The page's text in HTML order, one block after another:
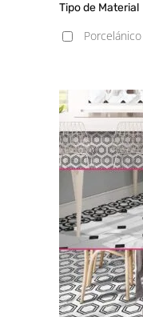
Tipo de Material
Porcelánico